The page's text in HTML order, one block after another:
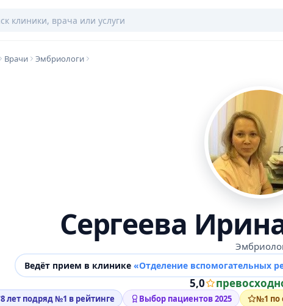
Врачи Эмбриологи
Сергеева
Ведёт прием в клинике «Отделение вспомогательных
5,0
8 лет подряд №1 в рейтинге Выбор пациентов 2025 №1 по